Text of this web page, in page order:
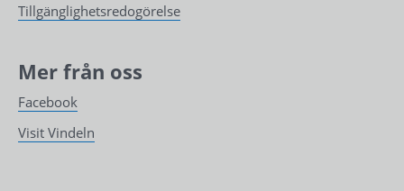
Tillgänglighetsredogörelse
Mer från oss
Facebook
Visit Vindeln